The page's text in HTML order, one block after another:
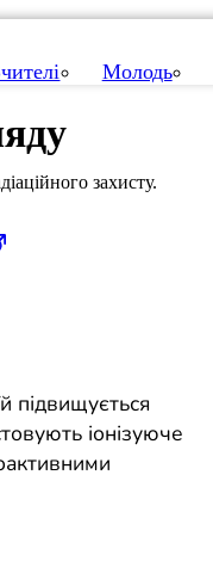
Молодь
захисту.
підвищується
іонізуюче